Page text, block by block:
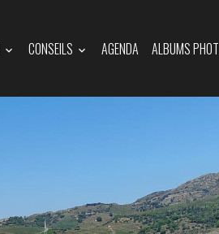
CONSEILS AGENDA ALBUMS